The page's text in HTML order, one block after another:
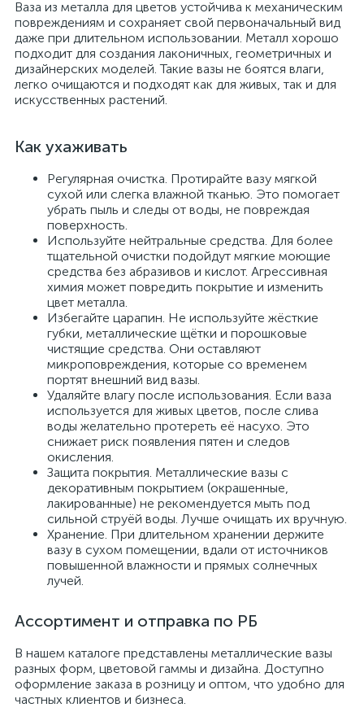
Ваза из металла для цветов устойчива к механическим
повреждениям и сохраняет свой первоначальный вид
даже при длительном использовании. Металл хорошо
подходит для создания лаконичных, геометричных и
дизайнерских моделей. Такие вазы не боятся влаги,
легко очищаются и подходят как для живых, так и для
искусственных растений.
Как ухаживать
Регулярная очистка. Протирайте вазу мягкой
сухой или слегка влажной тканью. Это помогает
убрать пыль и следы от воды, не повреждая
поверхность.
Используйте нейтральные средства. Для более
тщательной очистки подойдут мягкие моющие
средства без абразивов и кислот. Агрессивная
химия может повредить покрытие и изменить
цвет металла.
Избегайте царапин. Не используйте жёсткие
губки, металлические щётки и порошковые
чистящие средства. Они оставляют
микроповреждения, которые со временем
портят внешний вид вазы.
Удаляйте влагу после использования. Если ваза
используется для живых цветов, после слива
воды желательно протереть её насухо. Это
снижает риск появления пятен и следов
окисления.
Защита покрытия. Металлические вазы с
декоративным покрытием (окрашенные,
лакированные) не рекомендуется мыть под
сильной струёй воды. Лучше очищать их вручную.
Хранение. При длительном хранении держите
вазу в сухом помещении, вдали от источников
повышенной влажности и прямых солнечных
лучей.
Ассортимент и отправка по РБ
В нашем каталоге представлены металлические вазы
разных форм, цветовой гаммы и дизайна. Доступно
оформление заказа в розницу и оптом, что удобно для
частных клиентов и бизнеса.